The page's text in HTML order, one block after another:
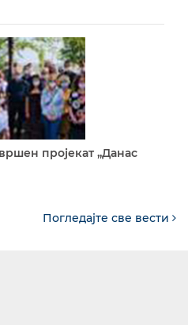
пројекат „Данас
Погледајте све вести